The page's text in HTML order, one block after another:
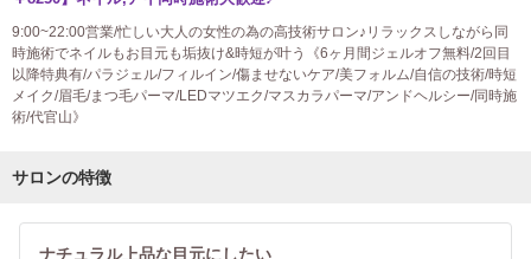
9:00~22:00営業/忙しい大人の女性の為の高技術サロン♪リラックスしながら同
時施術でネイルもお目元も垢抜け&時短が叶う《6ヶ月間ジェルオフ無料/2回目
以降特典有/パラジェル/フィルイン/傷ませないケア/美フォルム/自信の技術/時短
メイク/眉毛/まつ毛パーマ/LEDマツエク/マスカラパーマ/アンドヘルシー/同時施
術/代官山》
サロンの特徴
ナチュラル上品な目元にしたい